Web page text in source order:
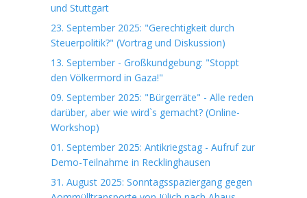
und Stuttgart
23. September 2025: "Gerechtigkeit durch
Steuerpolitik?" (Vortrag und Diskussion)
13. September - Großkundgebung: "Stoppt
den Völkermord in Gaza!"
09. September 2025: "Bürgerräte" - Alle reden
darüber, aber wie wird`s gemacht? (Online-
Workshop)
01. September 2025: Antikriegstag - Aufruf zur
Demo-Teilnahme in Recklinghausen
31. August 2025: Sonntagsspaziergang gegen